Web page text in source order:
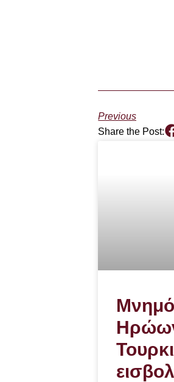
Previous
Share the Post: